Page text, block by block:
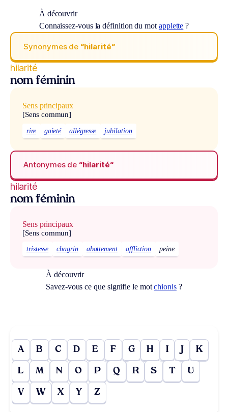
À découvrir
Connaissez-vous la définition du mot applette ?
Synonymes de “hilarité“
hilarité
nom féminin
Sens principaux
[Sens commun]
rire gaieté allégresse jubilation
Antonymes de “hilarité“
hilarité
nom féminin
Sens principaux
[Sens commun]
tristesse chagrin abattement affliction peine
À découvrir
Savez-vous ce que signifie le motchionis?
A B C D E F G H I J K
L M N O P Q R S T U
V W X Y Z